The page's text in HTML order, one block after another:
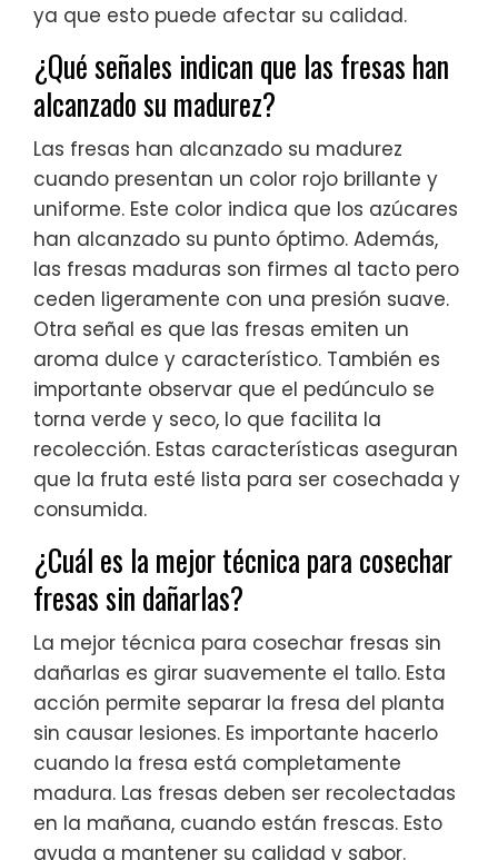
ya que esto puede afectar su calidad.
¿Qué señales indican que las fresas han
alcanzado su madurez?
Las fresas han alcanzado su madurez
cuando presentan un color rojo brillante y
uniforme. Este color indica que los azúcares
han alcanzado su punto óptimo. Además,
las fresas maduras son firmes al tacto pero
ceden ligeramente con una presión suave.
Otra señal es que las fresas emiten un
aroma dulce y característico. También es
importante observar que el pedúnculo se
torna verde y seco, lo que facilita la
recolección. Estas características aseguran
que la fruta esté lista para ser cosechada y
consumida.
¿Cuál es la mejor técnica para cosechar
fresas sin dañarlas?
La mejor técnica para cosechar fresas sin
dañarlas es girar suavemente el tallo. Esta
acción permite separar la fresa del planta
sin causar lesiones. Es importante hacerlo
cuando la fresa está completamente
madura. Las fresas deben ser recolectadas
en la mañana, cuando están frescas. Esto
ayuda a mantener su calidad y sabor.